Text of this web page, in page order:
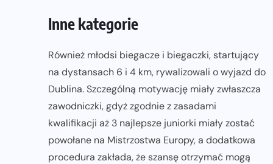
Inne kategorie
Również młodsi biegacze i biegaczki, startujący
na dystansach 6 i 4 km, rywalizowali o wyjazd do
Dublina. Szczególną motywację miały zwłaszcza
zawodniczki, gdyż zgodnie z zasadami
kwalifikacji aż 3 najlepsze juniorki miały zostać
powołane na Mistrzostwa Europy, a dodatkowa
procedura zakłada, że szansę otrzymać mogą